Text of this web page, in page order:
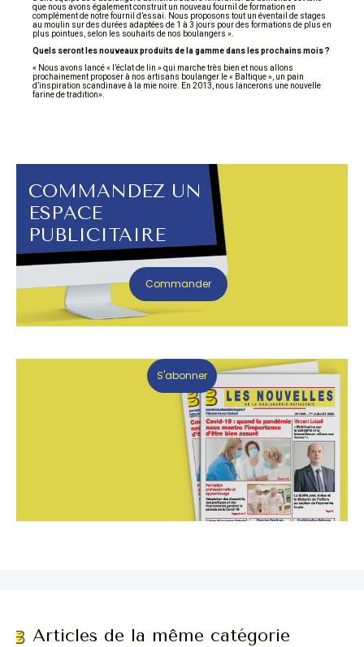
que nous avons également construit un nouveau fournil de formation en
complément de notre fournil d’essai. Nous proposons tout un éventail de stages
au moulin sur des durées adaptées de 1 à 3 jours pour des formations de plus en
plus pointues, selon les souhaits de nos boulangers ».
Quels seront les nouveaux produits de la gamme dans les prochains mois ?
« Nous avons lancé « l’éclat de lin » qui marche très bien et nous allons
prochainement proposer à nos artisans boulanger le « Baltique », un pain
d’inspiration scandinave à la mie noire. En 2013, nous lancerons une nouvelle
farine de tradition».
COMMANDEZ UN
ESPACE
PUBLICITAIRE
Commander
S'abonner
Articles de la même catégorie